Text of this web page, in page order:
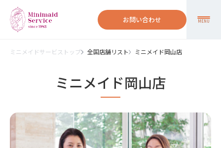
お問い合わせ MENU
ミニメイドサービストップ 全国店舗リスト ミニメイド岡山店
ミニメイド岡山店